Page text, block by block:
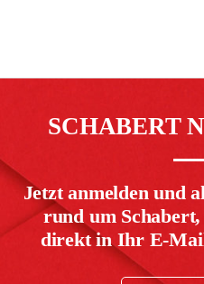
SCHABERT
Jetzt anmelden und
rund um
direkt in Ihr E-